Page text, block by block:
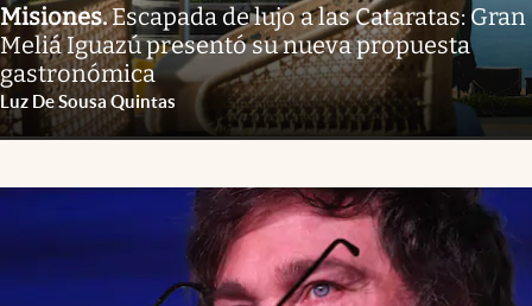
Misiones.Escapada de lujo a las Cataratas: Gran
Meliá Iguazú presentó su nueva propuesta
gastronómica
Luz De Sousa Quintas